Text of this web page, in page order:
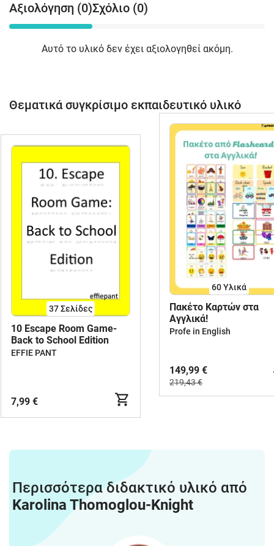
Αξιολόγηση (0)Σχόλιο (0)
Αυτό το υλικό δεν έχει αξιολογηθεί ακόμη.
Θεματικά συγκρίσιμο εκπαιδευτικό υλικό
37Σελίδες
10 Escape Room Game-
Back to School Edition
EFFIE PANT
7,99 €
60 Υλικά
Πακέτο Καρτών στα
Αγγλικά!
Profe in English
149,99 €
219,43 €
Περισσότερα διδακτικό υλικό από
Karolina Thomoglou-Knight